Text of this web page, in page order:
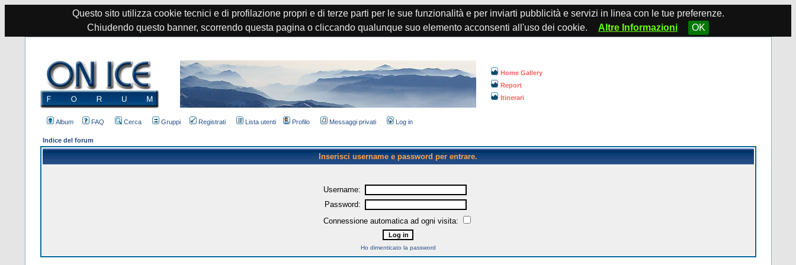
Questo sito utilizza cookie tecnici e di profilazione propri e di terze parti per le sue funzionalità e per inviarti pubblicità e servizi in linea con le tue preferenze.
Chiudendo questo banner, scorrendo questa pagina o cliccando qualunque suo elemento acconsenti all'uso dei cookie.
Altre Informazioni OK
Home Gallery
Report
Itinerari
Album FAQ Cerca Gruppi Registrati Lista utenti Profilo Messaggi privati Log in
Indice del forum
Inserisci username e password per entrare.
Username:
Password:
Connessione automatica ad ogni visita:
Ho dimenticato la password